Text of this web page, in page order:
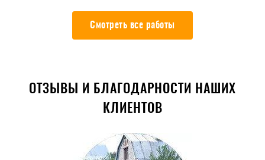
Смотреть все работы
ОТЗЫВЫ И БЛАГОДАРНОСТИ НАШИХ
КЛИЕНТОВ